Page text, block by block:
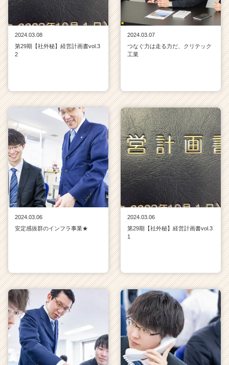
2024.03.08
第29期【社外秘】経営計画書vol.3
2
2024.03.07
つなぐ力は走る力だ、クリテック
工業
2024.03.06
安定感抜群のインフラ事業★
2024.03.06
第29期【社外秘】経営計画書vol.3
1